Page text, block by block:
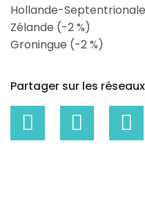
Hollande-
Zélande (-2 %)
Groningue (-2 %)
Partager sur les